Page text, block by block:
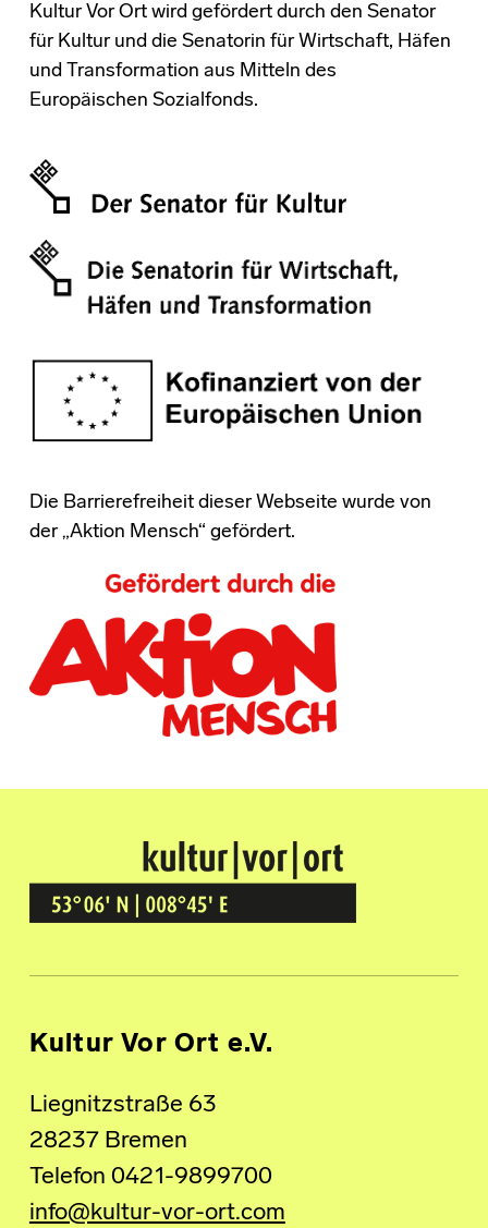
Kultur Vor Ort wird gefördert durch den Senator
für Kultur und die Senatorin für Wirtschaft, Häfen
und Transformation aus Mitteln des
Europäischen Sozialfonds.
Die Barrierefreiheit dieser Webseite wurde von
der „Aktion Mensch“ gefördert.
Kultur Vor Ort
BREMEN GRÖPELINGEN
Kultur Vor Ort e.V.
Liegnitzstraße 63
28237 Bremen
Telefon 0421-9899700
info@kultur-vor-ort.com